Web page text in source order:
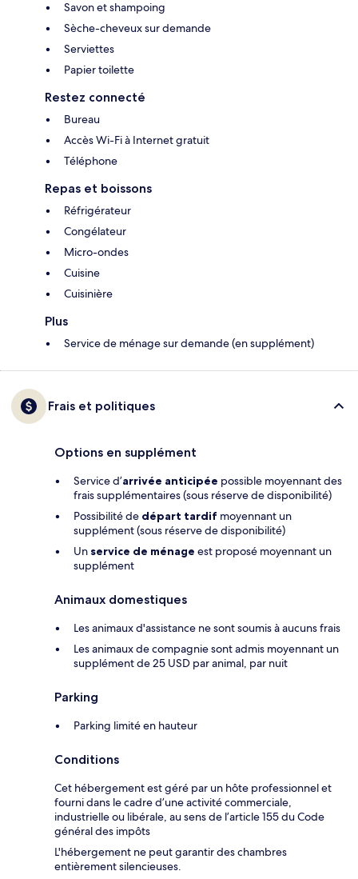
Savon et shampoing
Sèche-cheveux sur demande
Serviettes
Papier toilette
Restez connecté
Bureau
Accès Wi-Fi à Internet gratuit
Téléphone
Repas et boissons
Réfrigérateur
Congélateur
Micro-ondes
Cuisine
Cuisinière
Plus
Service de ménage sur demande (en supplément)
Frais et politiques
Options en supplément
Service d’arrivée anticipée possible moyennant des
frais supplémentaires (sous réserve de disponibilité)
Possibilité de départ tardif moyennant un
supplément (sous réserve de disponibilité)
Un service de ménage est proposé moyennant un
supplément
Animaux domestiques
Les animaux d'assistance ne sont soumis à aucuns frais
Les animaux de compagnie sont admis moyennant un
supplément de 25 USD par animal, par nuit
Parking
Parking limité en hauteur
Conditions
Cet hébergement est géré par un hôte professionnel et
fourni dans le cadre d’une activité commerciale,
industrielle ou libérale, au sens de l’article 155 du Code
général des impôts
L'hébergement ne peut garantir des chambres
entièrement silencieuses.